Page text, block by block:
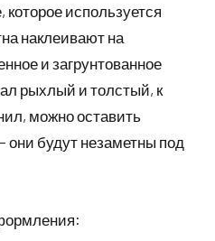
используется
наклеивают на
и загрунтованное
рыхлый и толстый, к
можно оставить
будут незаметны под